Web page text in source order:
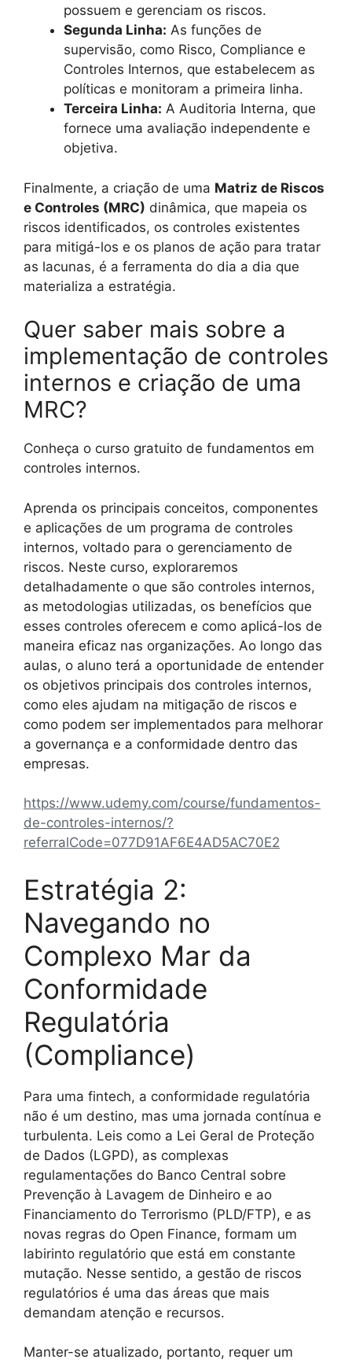
possuem e gerenciam os riscos.
Segunda Linha: As funções de
supervisão, como Risco, Compliance e
Controles Internos, que estabelecem as
políticas e monitoram a primeira linha.
Terceira Linha: A Auditoria Interna, que
fornece uma avaliação independente e
objetiva.
Finalmente, a criação de uma Matriz de Riscos
e Controles (MRC) dinâmica, que mapeia os
riscos identificados, os controles existentes
para mitigá-los e os planos de ação para tratar
as lacunas, é a ferramenta do dia a dia que
materializa a estratégia.
Quer saber mais sobre a
implementação de controles
internos e criação de uma
MRC?
Conheça o curso gratuito de fundamentos em
controles internos.
Aprenda os principais conceitos, componentes
e aplicações de um programa de controles
internos, voltado para o gerenciamento de
riscos. Neste curso, exploraremos
detalhadamente o que são controles internos,
as metodologias utilizadas, os benefícios que
esses controles oferecem e como aplicá-los de
maneira eficaz nas organizações. Ao longo das
aulas, o aluno terá a oportunidade de entender
os objetivos principais dos controles internos,
como eles ajudam na mitigação de riscos e
como podem ser implementados para melhorar
a governança e a conformidade dentro das
empresas.
https://www.udemy.com/course/fundamentos-
de-controles-internos/?
referralCode=077D91AF6E4AD5AC70E2
Estratégia 2:
Navegando no
Complexo Mar da
Conformidade
Regulatória
(Compliance)
Para uma fintech, a conformidade regulatória
não é um destino, mas uma jornada contínua e
turbulenta. Leis como a Lei Geral de Proteção
de Dados (LGPD), as complexas
regulamentações do Banco Central sobre
Prevenção à Lavagem de Dinheiro e ao
Financiamento do Terrorismo (PLD/FTP), e as
novas regras do Open Finance, formam um
labirinto regulatório que está em constante
mutação. Nesse sentido, a gestão de riscos
regulatórios é uma das áreas que mais
demandam atenção e recursos.
Manter-se atualizado, portanto, requer um